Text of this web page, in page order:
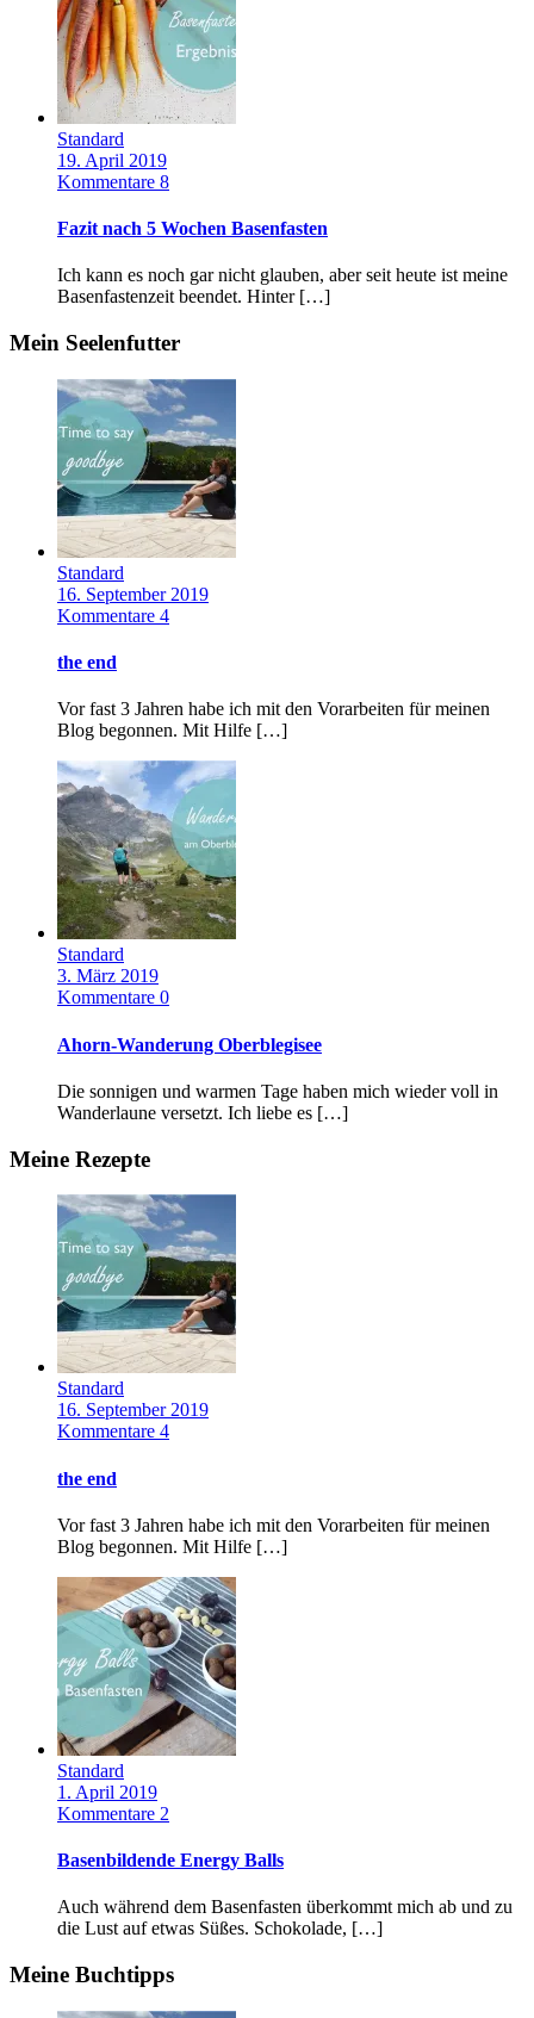
Standard
19. April 2019
Kommentare 8
Fazit nach 5 Wochen Basenfasten
Ich kann es noch gar nicht glauben, aber seit heute ist meine
Basenfastenzeit beendet. Hinter […]
Mein Seelenfutter
Standard
16. September 2019
Kommentare 4
the end
Vor fast 3 Jahren habe ich mit den Vorarbeiten für meinen
Blog begonnen. Mit Hilfe […]
Standard
3. März 2019
Kommentare 0
Ahorn-Wanderung Oberblegisee
Die sonnigen und warmen Tage haben mich wieder voll in
Wanderlaune versetzt. Ich liebe es […]
Meine Rezepte
Standard
16. September 2019
Kommentare 4
the end
Vor fast 3 Jahren habe ich mit den Vorarbeiten für meinen
Blog begonnen. Mit Hilfe […]
Standard
1. April 2019
Kommentare 2
Basenbildende Energy Balls
Auch während dem Basenfasten überkommt mich ab und zu
die Lust auf etwas Süßes. Schokolade, […]
Meine Buchtipps